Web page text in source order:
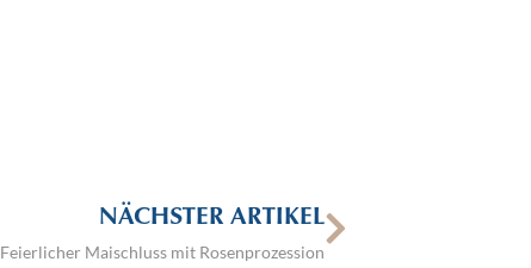
NÄCHSTER ARTIKEL
Feierlicher Maischluss mit Rosenprozession